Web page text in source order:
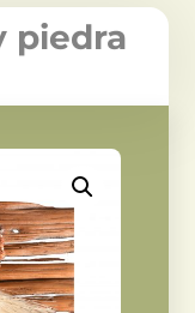
piedra